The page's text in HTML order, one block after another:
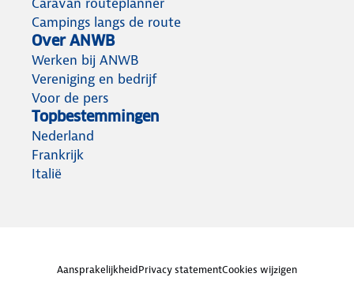
Campings langs de route
Over ANWB
Werken bij ANWB
Vereniging en bedrijf
Voor de pers
Topbestemmingen
Nederland
Frankrijk
Italië
AansprakelijkheidPrivacy statementCookies wijzigen